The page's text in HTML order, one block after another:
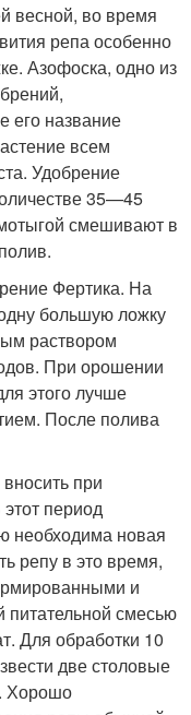
весной, во время
репа особенно
Азофоска, одно из
его название
всем
Удобрение
35—45
смешивают в
Фертика. На
большую ложку
раствором
При орошении
этого лучше
После полива
при
период
необходима новая
репу в это время,
и
питательной смесью
Для обработки 10
две столовые
Хорошо